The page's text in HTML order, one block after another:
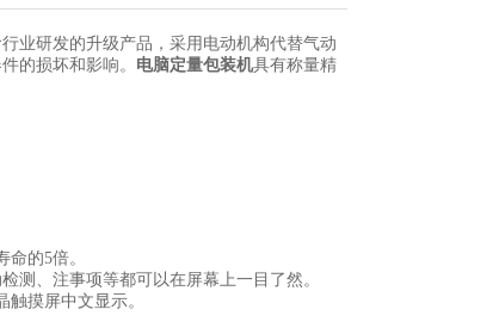
业研发的升级产品，采用电动机构代替气动
的损坏和影响。 电脑定量包装机具有称量精
的5倍。
测、注事项等都可以在屏幕上一目了然。
摸屏中文显示。